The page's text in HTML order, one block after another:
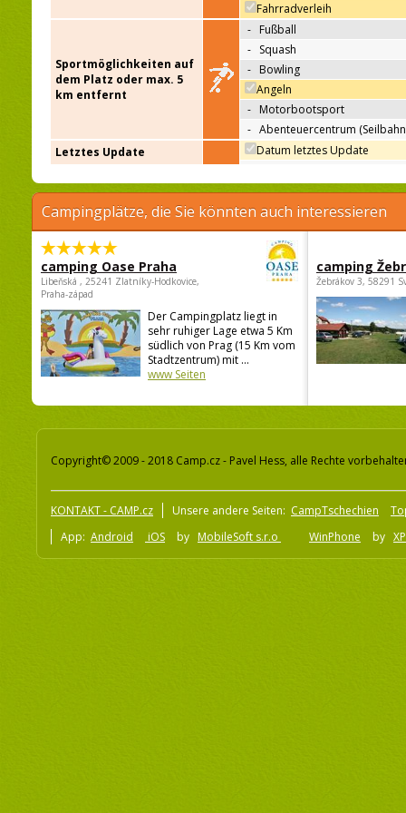
Fahrradverleih
Sportmöglichkeiten auf
dem Platz oder max. 5
km entfernt
- Fußball
- Squash
- Bowling
Angeln
- Motorbootsport
- Abenteuercentrum
Letztes Update
Datum letztes Update
Campingplätze, die Sie könnten auch interessieren
camping Oase Praha
Libeňská , 25241 Zlatníky-Hodkovice,
Praha-západ
Der Campingplatz liegt in
sehr ruhiger Lage etwa 5 Km
südlich von Prag (15 Km vom
Stadtzentrum) mit ...
www Seiten
camping
Žebrákov 3, 58291
Copyright© 2009 - 2018 Camp.cz - Pavel Hess, alle Rechte
KONTAKT - CAMP.cz Unsere andere Seiten: CampTschechien
App: Android iOS by MobileSoft s.r.o WinPhone by